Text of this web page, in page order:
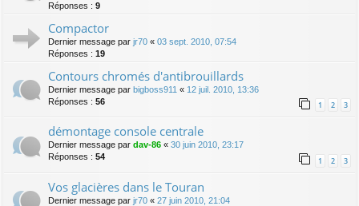
Réponses : 9
Compactor
Dernier message par jr70 « 03 sept. 2010, 07:54
Réponses : 19
Contours chromés d'antibrouillards
Dernier message par bigboss911 « 12 juil. 2010, 13:36
Réponses : 56 1 2 3
démontage console centrale
Dernier message par dav-86 « 30 juin 2010, 23:17
Réponses : 54 1 2 3
Vos glacières dans le Touran
Dernier message par jr70 « 27 juin 2010, 21:04